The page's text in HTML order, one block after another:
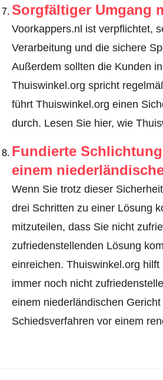
Sorgfältiger Umgang
Voorkappers.nl ist verpflichtet,
Verarbeitung und die sichere
Außerdem sollten die Kunden
Thuiswinkel.org spricht
führt Thuiswinkel.org einen
durch. Lesen Sie hier, wie
Fundierte
einem
Wenn Sie trotz dieser
drei Schritten zu einer Lösung
mitzuteilen, dass Sie nicht
zufriedenstellenden Lösung
einreichen. Thuiswinkel.org
immer noch nicht
einem niederländischen
Schiedsverfahren vor einem